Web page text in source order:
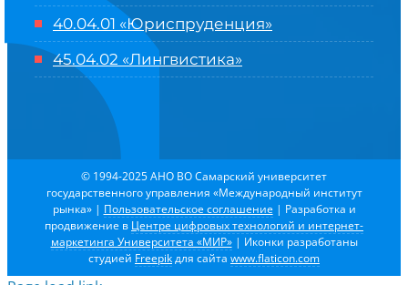
40.04.01 «Юриспруденция»
45.04.02 «Лингвистика»
© 1994-2025 АНО ВО Самарский университет
государственного управления «Международный институт
рынка» | Пользовательское соглашение | Разработка и
продвижение в Центре цифровых технологий и интернет-
маркетинга Университета «МИР»| Иконки разработаны
студией Freepikдля сайта www.flaticon.com